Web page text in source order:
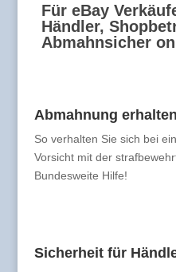
Für eBay
Händler,
Abmahnsicher
Abmahnung
So verhalten Sie sich bei
Vorsicht mit der
Bundesweite Hilfe!
Sicherheit für